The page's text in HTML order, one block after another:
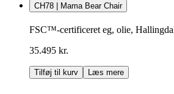
CH78 | Mama Bear Chair
FSC™-certificeret eg, olie,
35.495 kr.
Tilføj til kurv Læs mere